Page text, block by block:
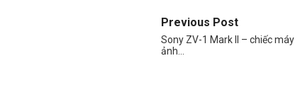
Previous Post
Sony ZV-1 Mark II – chiếc máy
ảnh…